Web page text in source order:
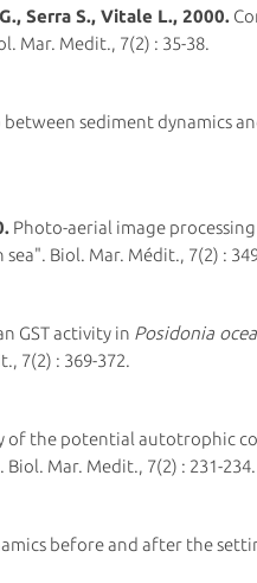
Serra S., Vitale L., 2000.
Mar. Medit., 7(2) : 35-38.
sediment dynamics
Photo-aerial image
Biol. Mar. Médit., 7(2) :
GST activity in Posidonia
7(2) : 369-372.
of the potential autotrophic
Biol. Mar. Medit., 7(2) : 231-234.
before and after the